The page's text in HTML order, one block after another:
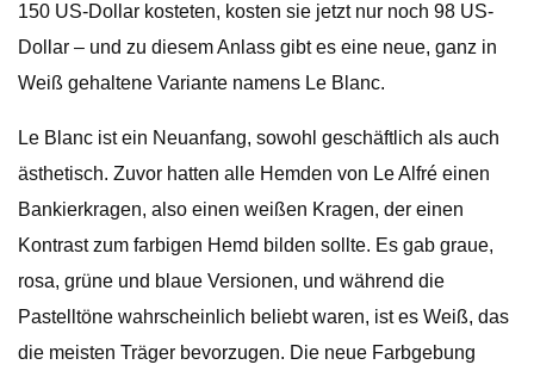
150 US-Dollar kosteten, kosten sie jetzt nur noch 98 US-
Dollar – und zu diesem Anlass gibt es eine neue, ganz in
Weiß gehaltene Variante namens Le Blanc.
Le Blanc ist ein Neuanfang, sowohl geschäftlich als auch
ästhetisch. Zuvor hatten alle Hemden von Le Alfré einen
Bankierkragen, also einen weißen Kragen, der einen
Kontrast zum farbigen Hemd bilden sollte. Es gab graue,
rosa, grüne und blaue Versionen, und während die
Pastelltöne wahrscheinlich beliebt waren, ist es Weiß, das
die meisten Träger bevorzugen. Die neue Farbgebung